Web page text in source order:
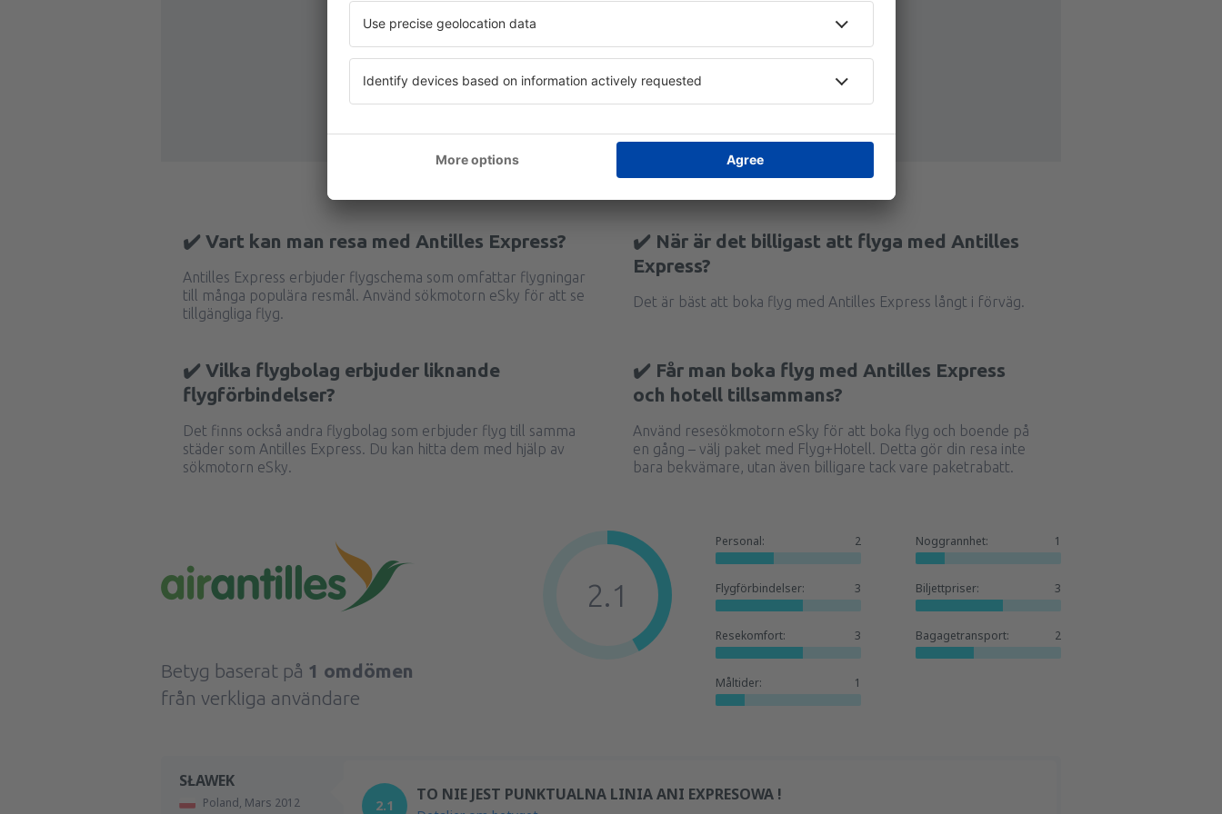
✔️ Vart kan man resa med Antilles Express?
Antilles Express erbjuder flygschema som omfattar flygningar
till många populära resmål. Använd sökmotorn eSky för att se
tillgängliga flyg.
✔️ När är det billigast att flyga med Antilles
Express?
Det är bäst att boka flyg med Antilles Express långt i förväg.
✔️ Vilka flygbolag erbjuder liknande
flygförbindelser?
Det finns också andra flygbolag som erbjuder flyg till samma
städer som Antilles Express. Du kan hitta dem med hjälp av
sökmotorn eSky.
✔️ Får man boka flyg med Antilles Express
och hotell tillsammans?
Använd resesökmotorn eSky för att boka flyg och boende på
en gång – välj paket med Flyg+Hotell. Detta gör din resa inte
bara bekvämare, utan även billigare tack vare paketrabatt.
Betyg baserat på 1 omdömen
från verkliga användare
Personal: 2 Noggrannhet: 1
Flygförbindelser: 3 Biljettpriser: 3
Resekomfort: 3 Bagagetransport: 2
Måltider: 1
2.1
SŁAWEK
Poland, Mars 2012 2.1
TO NIE JEST PUNKTUALNA LINIA ANI EXPRESOWA !